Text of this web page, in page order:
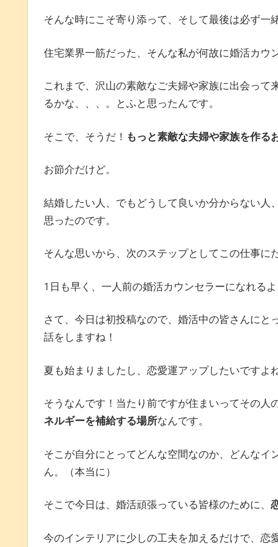
そんな時にこそ寄り添って、そして最後は必ず一
住宅業界一筋だった、そんな私が何故に婚活カウ
これまで、沢山の素敵なご夫婦や家族に出会っ
るかな、、、。とふと思ったんです。
そこで、そうだ！ もっと素敵な夫婦や家族を作る
お節介だけど。
結婚したい人、でもどうして良いか分からない人
思ったのです。
そんな思いから、次のステップとしてこの仕事に
1日も早く、一人前の婚活カウンセラーになれる
さて、今日は初投稿なので、婚活中の皆さんにと
話をしますね！
夏も始まりましたし、恋愛運アップしたいですよ
そうなんです！当たり前ですが住まいってその人
ネルギーを補給する場所なんです。
そこが自分にとってどんな空間なのか、どんな
ん。（本当に）
そこで今日は、婚活頑張っている皆様のために、
今のインテリアに少しの工夫を加えるだけで、恋